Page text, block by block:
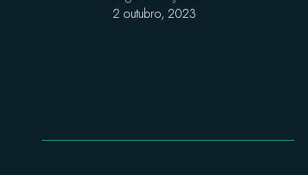
2 outubro, 2023